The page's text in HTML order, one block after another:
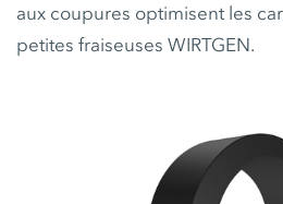
aux coupures optimisent les
petites fraiseuses WIRTGEN.